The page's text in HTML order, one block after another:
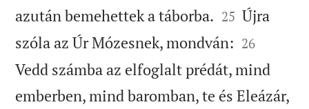
azután bemehettek a táborba. 

25 Újra
szóla az Úr Mózesnek, mondván: 

26
Vedd számba az elfoglalt prédát, mind
emberben, mind baromban, te és Eleázár,